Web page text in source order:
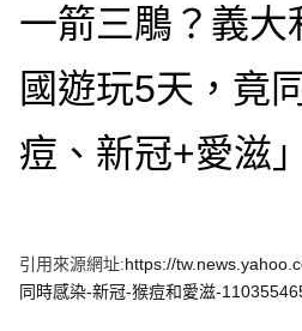
一箭三鵰？義大
國遊玩5天，竟
痘、新冠+愛滋
引用來源網址:https://
同時感染-新冠-猴痘和愛滋-